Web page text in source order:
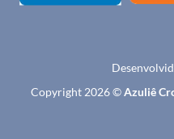
Copyright 2026 ©Azuliê